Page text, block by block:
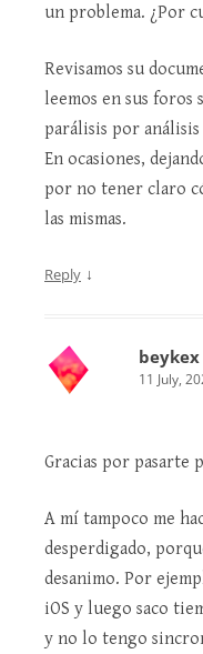
un problema. ¿Por
Revisamos su
leemos en sus
parálisis por
En ocasiones,
por no tener claro
las mismas.
Reply ↓
beykex
11 July,
Gracias por pasarte
A mí tampoco me
desperdigado,
desanimo. Por
iOS y luego saco
y no lo tengo